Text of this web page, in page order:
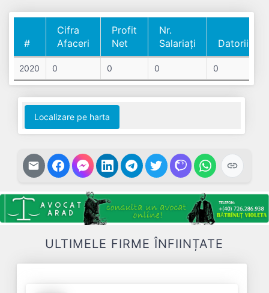
#
Cifra
Afaceri
Profit
Net
Nr.
Salariați
Datorii
#
Afaceri
Net
Salariați
2020 0 0 0 0
Localizare pe harta
ULTIMELE FIRME ÎNFIINȚATE